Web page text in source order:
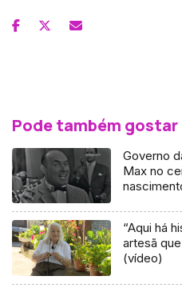
Pode também gostar
Governo
Max no
“Aqui há
artesã
(vídeo)